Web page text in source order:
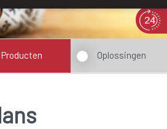
Producten Oplossingen